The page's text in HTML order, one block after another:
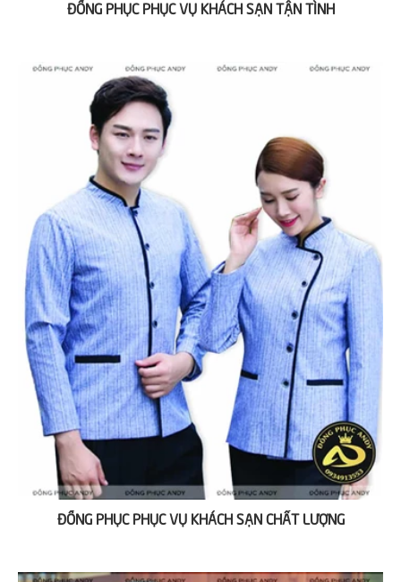
ĐỒNG PHỤC PHỤC VỤ KHÁCH SẠN TẬN TÌNH
ĐỒNG PHỤC PHỤC VỤ KHÁCH SẠN CHẤT LƯỢNG